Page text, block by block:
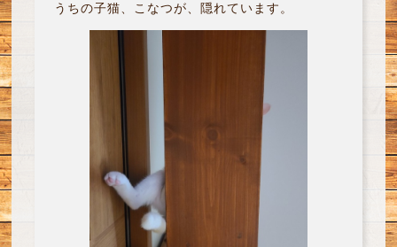
うちの子猫、こなつが、隠れています。